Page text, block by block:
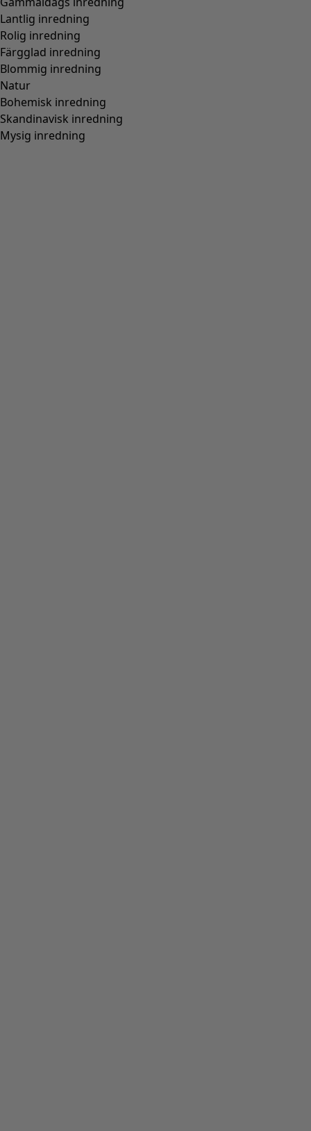
Lantlig inredning
Rolig inredning
Färgglad inredning
Blommig inredning
Natur
Bohemisk inredning
Skandinavisk inredning
Mysig inredning